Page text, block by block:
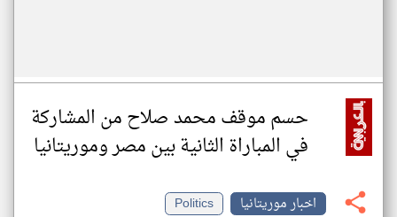
حسم موقف محمد صلاح من المشاركة
في المباراة الثانية بين مصر وموريتانيا
اخبار موريتانيا
Politics